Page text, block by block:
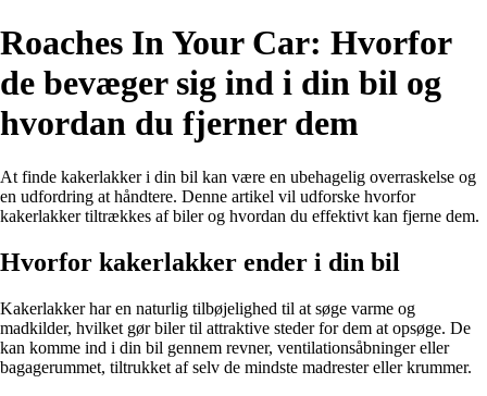
Roaches In Your Car: Hvorfor
de bevæger sig ind i din bil og
hvordan du fjerner dem
At finde kakerlakker i din bil kan være en ubehagelig overraskelse og
en udfordring at håndtere. Denne artikel vil udforske hvorfor
kakerlakker tiltrækkes af biler og hvordan du effektivt kan fjerne dem.
Hvorfor kakerlakker ender i din bil
Kakerlakker har en naturlig tilbøjelighed til at søge varme og
madkilder, hvilket gør biler til attraktive steder for dem at opsøge. De
kan komme ind i din bil gennem revner, ventilationsåbninger eller
bagagerummet, tiltrukket af selv de mindste madrester eller krummer.